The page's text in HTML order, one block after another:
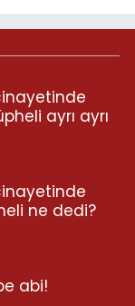
ayrı ayrı
ne dedi?
abi!